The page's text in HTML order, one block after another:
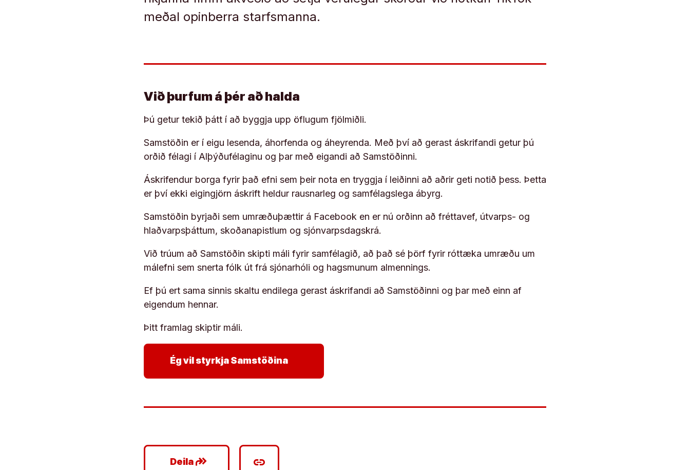
meðal opinberra starfsmanna.
Við þurfum á þér að halda
Þú getur tekið þátt í að byggja upp öflugum fjölmiðli.
Samstöðin er í eigu lesenda, áhorfenda og áheyrenda. Með því að gerast áskrifandi getur þú
orðið félagi í Alþýðufélaginu og þar með eigandi að Samstöðinni.
Áskrifendur borga fyrir það efni sem þeir nota en tryggja í leiðinni að aðrir geti notið þess. Þetta
er því ekki eigingjörn áskrift heldur rausnarleg og samfélagslega ábyrg.
Samstöðin byrjaði sem umræðuþættir á Facebook en er nú orðinn að fréttavef, útvarps- og
hlaðvarpsþáttum, skoðanapistlum og sjónvarpsdagskrá.
Við trúum að Samstöðin skipti máli fyrir samfélagið, að það sé þörf fyrir róttæka umræðu um
málefni sem snerta fólk út frá sjónarhóli og hagsmunum almennings.
Ef þú ert sama sinnis skaltu endilega gerast áskrifandi að Samstöðinni og þar með einn af
eigendum hennar.
Þitt framlag skiptir máli.
Ég vil styrkja Samstöðina
Deilagoogle_plus_reshare link